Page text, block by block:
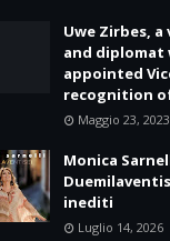
Uwe Zirbes,
and diplomat
appointed
recognition
Maggio 23, 2023
Monica
inediti
Luglio 14, 2026